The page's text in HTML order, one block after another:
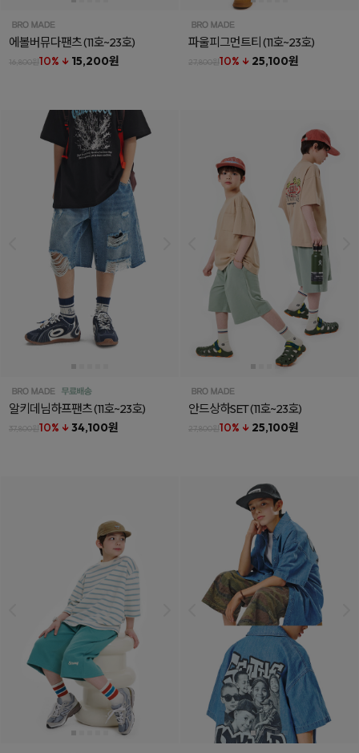
에볼버뮤다팬츠(11호~23호)
16,800원10% ↓ 15,200원
파울피그먼트티(11호~23호)
27,800원10% ↓ 25,100원
알키데님하프팬츠(11호~23호)
37,800원10% ↓ 34,100원
안드상하SET(11호~23호)
27,800원10% ↓ 25,100원